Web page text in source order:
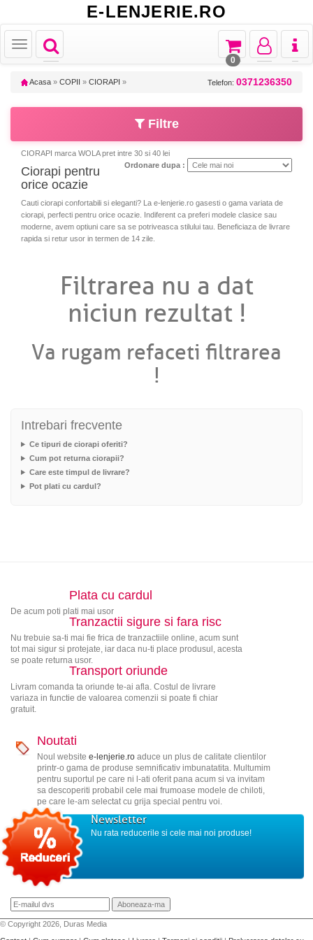
E-LENJERIE.RO
Toggle
navigation
Toggle
Toggle
navigation
Toggle
navigation
Toggle
navigation
0
Acasa » COPII » CIORAPI » Telefon: 0371236350
Filtre
CIORAPI marca WOLA pret intre 30 si 40 lei
Ordonare dupa :
Ciorapi pentru
orice ocazie
Cauti ciorapi confortabili si eleganti? La e-lenjerie.ro gasesti o gama variata de
ciorapi, perfecti pentru orice ocazie. Indiferent ca preferi modele clasice sau
moderne, avem optiuni care sa se potriveasca stilului tau. Beneficiaza de livrare
rapida si retur usor in termen de 14 zile.
Filtrarea nu a dat
niciun rezultat !
Va rugam refaceti filtrarea
!
Intrebari frecvente
Ce tipuri de ciorapi oferiti?
Cum pot returna ciorapii?
Care este timpul de livrare?
Pot plati cu cardul?
Plata cu cardul
De acum poti plati mai usor
Tranzactii sigure si fara risc
Nu trebuie sa-ti mai fie frica de tranzactiile online, acum sunt
tot mai sigur si protejate, iar daca nu-ti place produsul, acesta
se poate returna usor.
Transport oriunde
Livram comanda ta oriunde te-ai afla. Costul de livrare
variaza in functie de valoarea comenzii si poate fi chiar
gratuit.
Noutati
Noul website e-lenjerie.roaduce un plus de calitate clientilor
printr-o gama de produse semnificativ imbunatatita. Multumim
pentru suportul pe care ni l-ati oferit pana acum si va invitam
sa descoperiti probabil cele mai frumoase modele de chiloti,
pe care le-am selectat cu grija special pentru voi.
Newsletter
Nu rata reducerile si cele mai noi produse!
© Copyright 2026, Duras Media